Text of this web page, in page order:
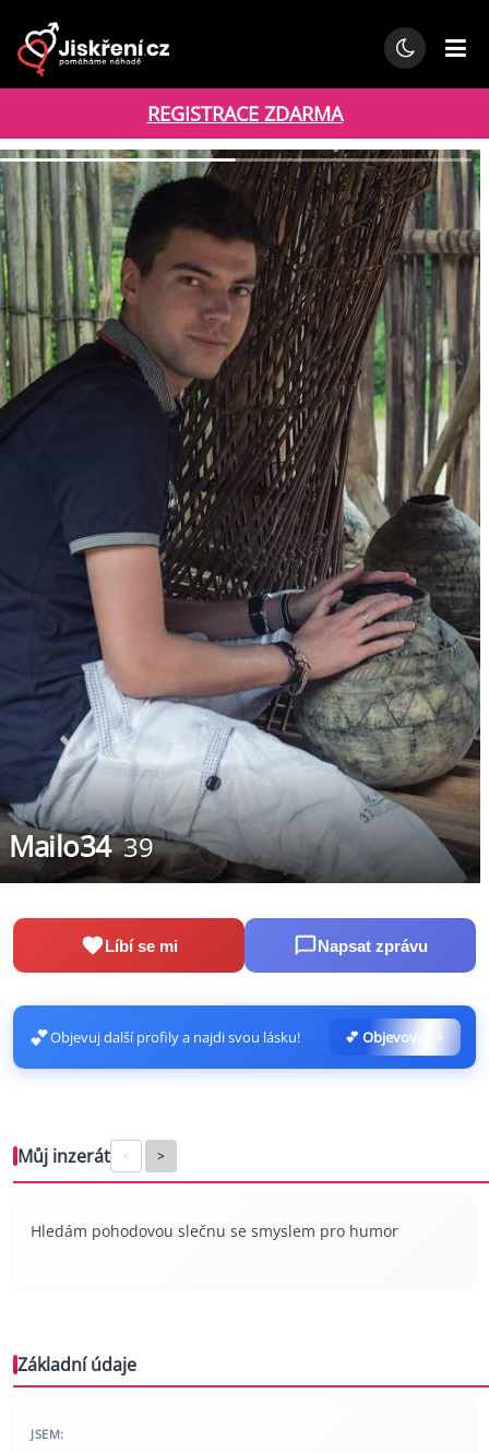
REGISTRACE ZDARMA
Mailo34 39
Líbí se mi Napsat zprávu
💕Objevuj další profily a najdi svou lásku! 💕 Objevovat
Můj inzerát < >
Hledám pohodovou slečnu se smyslem pro humor
Základní údaje
JSEM: